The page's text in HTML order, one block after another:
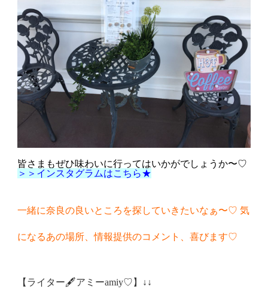
皆さまもぜひ味わいに行ってはいかがでしょうか〜♡
＞＞インスタグラムはこちら★
一緒に奈良の良いところを探していきたいなぁ〜♡ 気
になるあの場所、情報提供のコメント、喜びます♡
【ライター🖋アミーamiy♡】↓↓